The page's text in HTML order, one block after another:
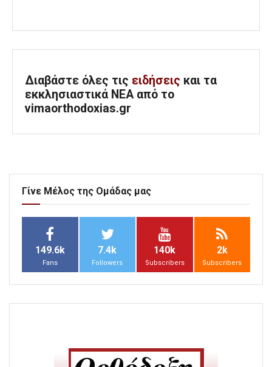
Διαβάστε όλες τις ειδήσεις και τα
εκκλησιαστικά ΝΕΑ από το
vimaorthodoxias.gr
Γίνε Μέλος της Ομάδας μας
149.6k
Fans
7.4k
Followers
140k
Subscribers
2k
Subscribers